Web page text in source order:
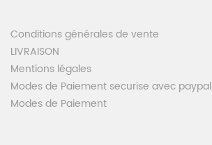
Conditions générales de vente
LIVRAISON
Mentions légales
Modes de Paiement securise avec paypal
Modes de Paiement